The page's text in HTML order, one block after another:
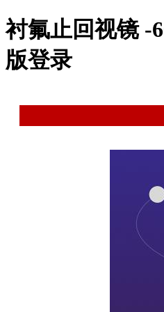
衬氟止回视镜 -
版登录